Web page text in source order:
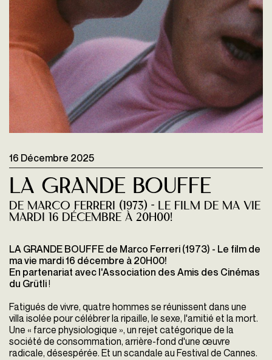
16 Décembre 2025
La Grande bouffe
de Marco Ferreri (1973) - Le film de ma vie
mardi 16 décembre à 20H00!
LA GRANDE BOUFFE de Marco Ferreri (1973) - Le film de
ma vie mardi 16 décembre à 20H00!
En partenariat avec l'Association des Amis des Cinémas
du Grütli!
Fatigués de vivre, quatre hommes se réunissent dans une
villa isolée pour célébrer la ripaille, le sexe, l'amitié et la mort.
Une « farce physiologique », un rejet catégorique de la
société de consommation, arrière-fond d'une œuvre
radicale, désespérée. Et un scandale au Festival de Cannes.